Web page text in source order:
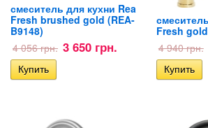
смеситель для кухни Rea
Fresh brushed gold (REA-
B9148)
4 056 грн. 3 650 грн.
Fresh
4 940 грн.